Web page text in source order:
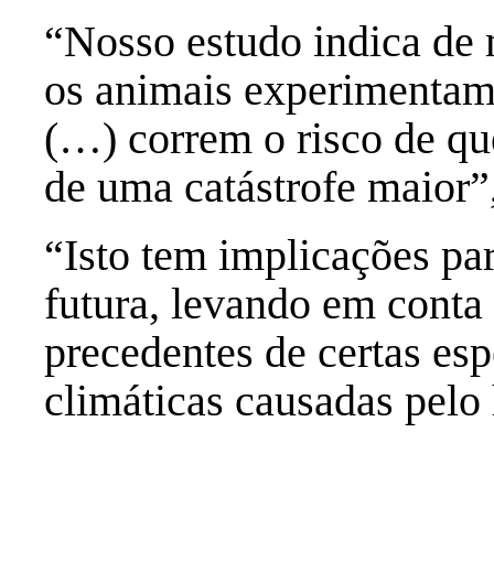
“Nosso estudo indica de
os animais
(…) correm o risco de
de uma catástrofe
“Isto tem implicações
futura, levando em
precedentes de certas
climáticas causadas